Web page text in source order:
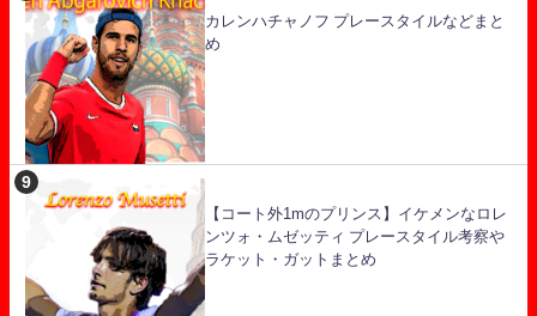
カレンハチャノフ プレースタイルなどまと
め
【コート外1mのプリンス】イケメンなロレ
ンツォ・ムゼッティ プレースタイル考察や
ラケット・ガットまとめ